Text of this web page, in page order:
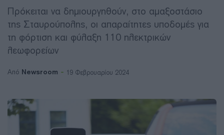
Πρόκειται να δημιουργηθούν, στο αμαξοστάσιο
της Σταυρούπολης, οι απαραίτητες υποδομές για
τη φόρτιση και φύλαξη 110 ηλεκτρικών
λεωφορείων
Από Newsroom 19 Φεβρουαρίου 2024